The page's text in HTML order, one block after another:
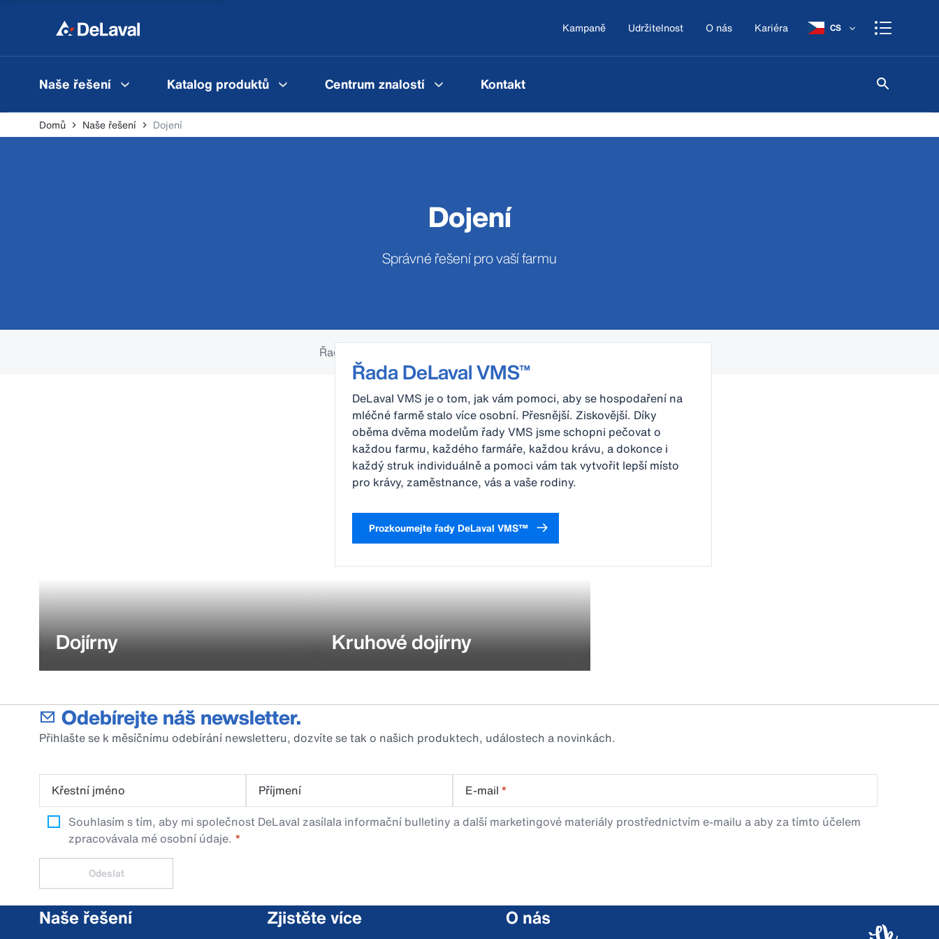
Kampaně Udržitelnost O nás Kariéra CS
Naše řešení Katalog produktů Centrum znalostí Kontakt
Domů Naše řešení Dojení
Dojení
Správné řešení pro vaší farmu
Řada DeLaval VMS™
Řada DeLaval VMS™
DeLaval VMS je o tom, jak vám pomoci, aby se hospodaření na
mléčné farmě stalo více osobní. Přesnější. Ziskovější. Díky
oběma dvěma modelům řady VMS jsme schopni pečovat o
každou farmu, každého farmáře, každou krávu, a dokonce i
každý struk individuálně a pomoci vám tak vytvořit lepší místo
pro krávy, zaměstnance, vás a vaše rodiny.
Prozkoumejte řady DeLaval VMS™
Dojírny Kruhové dojírny
Odebírejte náš newsletter.
Přihlašte se k měsíčnímu odebírání newsletteru, dozvíte se tak o našich produktech, událostech a novinkách.
Křestní jméno Příjmení E-mail *
Souhlasím s tím, aby mi společnost DeLaval zasílala informační bulletiny a další marketingové materiály prostřednictvím e-mailu a aby za tímto účelem
zpracovávala mé osobní údaje.
Odeslat
Naše řešení Zjistěte více O nás